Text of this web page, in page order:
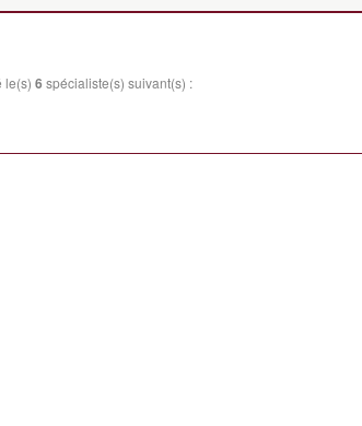
le(s) 6 spécialiste(s) suivant(s) :